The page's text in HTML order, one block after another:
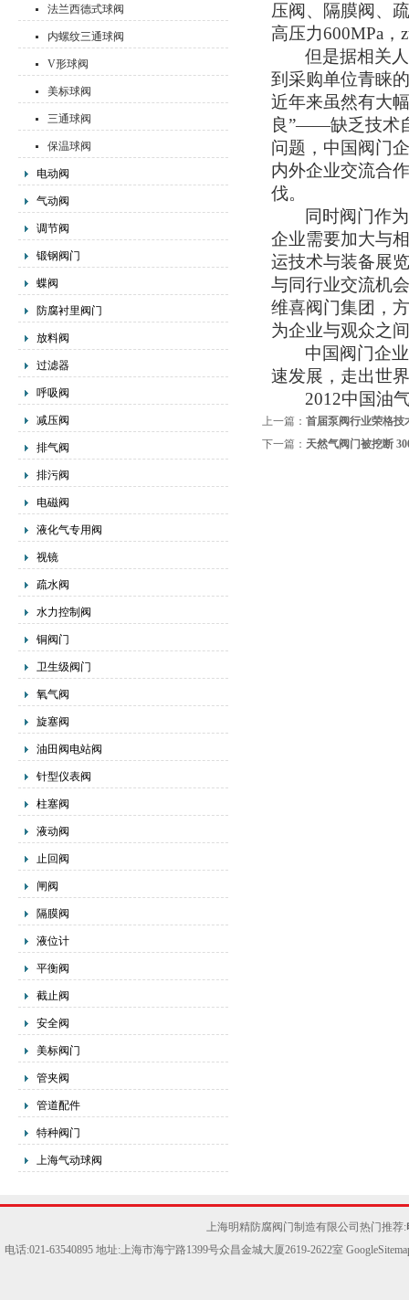
法兰西德式球阀
内螺纹三通球阀
V形球阀
美标球阀
三通球阀
保温球阀
电动阀
气动阀
调节阀
锻钢阀门
蝶阀
防腐衬里阀门
放料阀
过滤器
呼吸阀
减压阀
排气阀
排污阀
电磁阀
液化气专用阀
视镜
疏水阀
水力控制阀
铜阀门
卫生级阀门
氧气阀
旋塞阀
油田阀电站阀
针型仪表阀
柱塞阀
液动阀
止回阀
闸阀
隔膜阀
液位计
平衡阀
截止阀
安全阀
美标阀门
管夹阀
管道配件
特种阀门
上海气动球阀
压阀、隔膜阀、
高压力600MPa
但是据相关
到采购单位青睐
近年来虽然有大
良”——缺乏技术
问题，中国阀门
内外企业交流合
伐。
同时阀门作
企业需要加大与
运技术与装备展
与同行业交流机
维喜阀门集团，
为企业与观众之
中国阀门企
速发展，走出世
2012中国油
上一篇： 首届泵阀行业荣格技
下一篇： 天然气阀门被挖断
上海明精防腐阀门制造有限公司热门推荐:
电话:021-63540895 地址:上海市海宁路1399号众昌金城大厦2619-2622室